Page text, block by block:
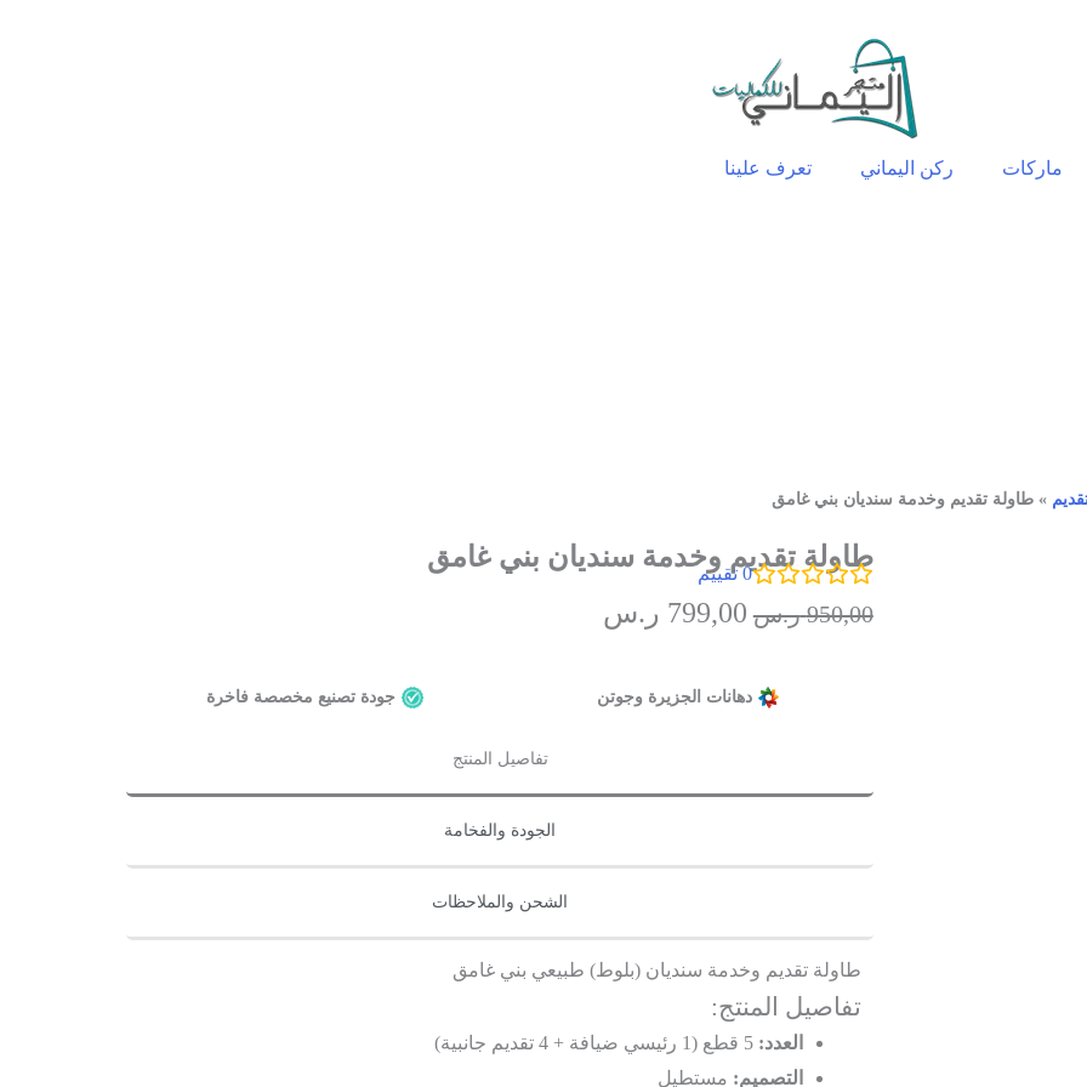
ماركات ركن اليماني تعرف علينا
»طاولة تقديم وخدمة سنديان بني غامق
طاولة تقديم وخدمة سنديان بني غامق
0تقييم
950,00 ر.س 799,00 ر.س
دهانات الجزيرة وجوتن جودة تصنيع مخصصة فاخرة
تفاصيل المنتج
الجودة والفخامة
الشحن والملاحظات
طاولة تقديم وخدمة سنديان (بلوط) طبيعي بني غامق
تفاصيل المنتج:
العدد: 5 قطع (1 رئيسي ضيافة + 4 تقديم جانبية)
التصميم: مستطيل